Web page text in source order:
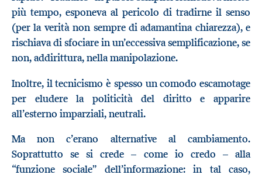
più tempo, esponeva al pericolo di tradirne il senso
(per la verità non sempre di adamantina chiarezza), e
rischiava di sfociare in un’eccessiva semplificazione, se
non, addirittura, nella manipolazione.
Inoltre, il tecnicismo è spesso un comodo escamotage
per eludere la politicità del diritto e apparire
all’esterno imparziali, neutrali.
Ma non c’erano alternative al cambiamento.
Soprattutto se si crede – come io credo – alla
“funzione sociale” dell’informazione: in tal caso,